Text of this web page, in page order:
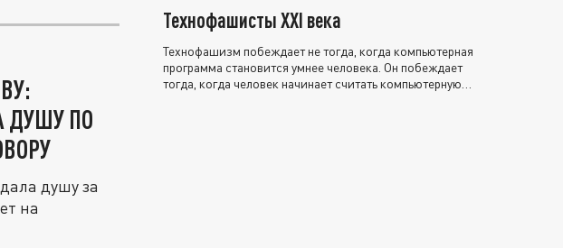
ДУШУ ПО
душу за
на
Технофашисты XXI века
Технофашизм побеждает не тогда, когда компьютерная
программа становится умнее человека. Он побеждает
тогда, когда человек начинает считать компьютерную